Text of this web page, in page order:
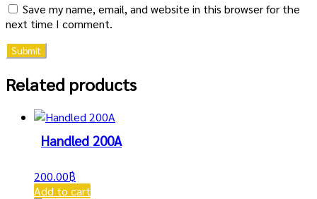
Save my name, email, and website in this browser for the
next time I comment.
Related products
Handled 200A
200.00฿
Add to cart